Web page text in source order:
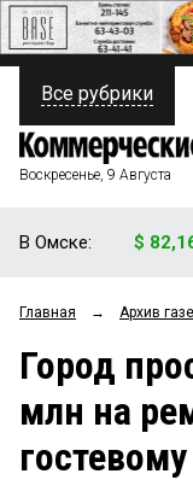
ПОЛИТИКА
ФИНАНСЫ
ОБЩЕСТВО
ЗАКОН
НОВОСТИ
Все рубрики
Воскресенье, 9 Августа
В Омске: $
Главная → Архив
Город
млн на